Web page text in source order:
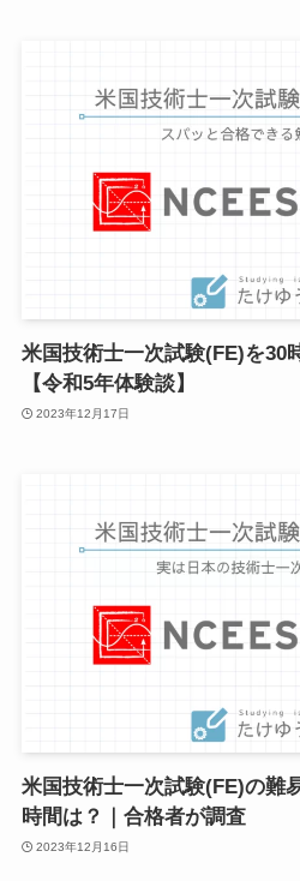
米国技術士一次試験(FE)を30
【令和5年体験談】
2023年12月17日
米国技術士一次試験(FE)の難
時間は？｜合格者が調査
2023年12月16日